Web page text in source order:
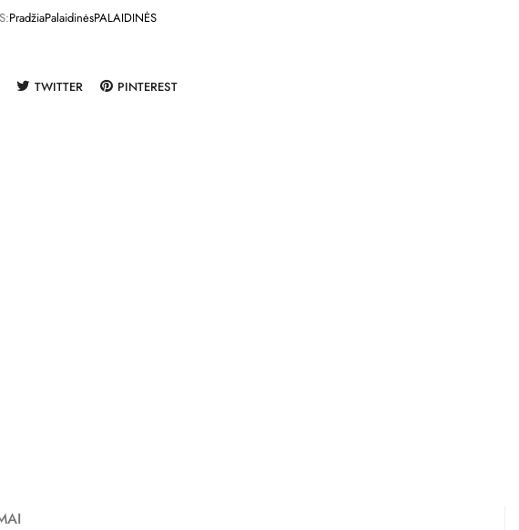
PradžiaPalaidinėsPALAIDINĖS
TWITTER PINTEREST